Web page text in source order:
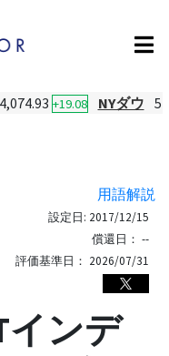
4,074.93 +19.08 NYダウ
用語解説
設定日: 2017/12/15
償還日： --
評価基準日： 2026/07/31
インデ